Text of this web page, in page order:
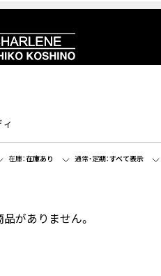
在庫：在庫あり 通常・定期：すべて表示
がありません。